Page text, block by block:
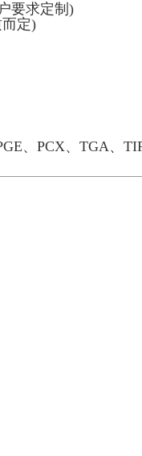
要求定制 )
定)
、 PCX、 TGA、